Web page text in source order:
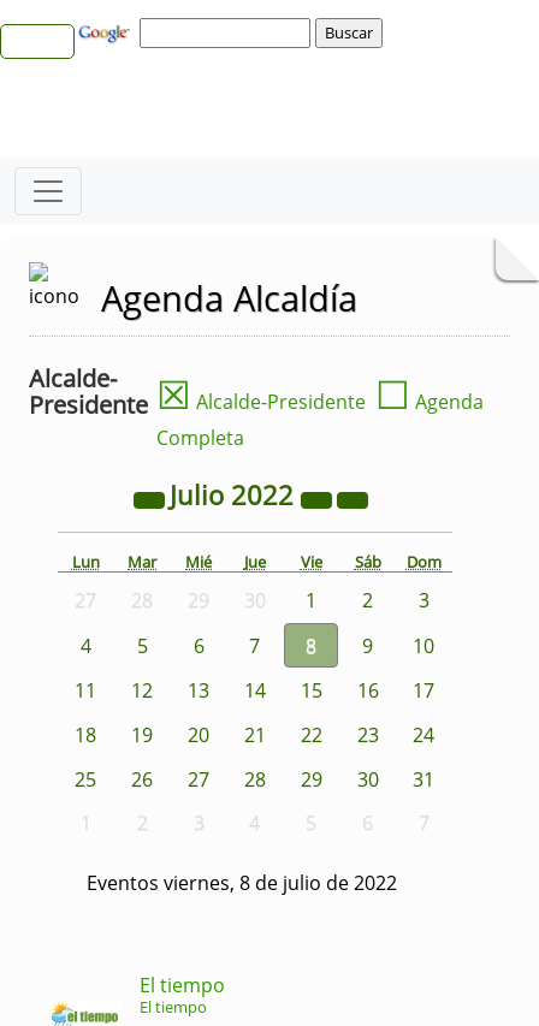
Agenda Alcaldía
Alcalde-
Presidente ☒ Alcalde-Presidente ☐ Agenda
Completa
Julio 2022
Lun Mar Mié Jue Vie Sáb Dom
27 28 29 30 1 2
3
4
5 6 7 8 9
10
11
12 13 14 15 16
17
18
19 20 21 22 23
24
25
26 27 28 29 30
31
1
2 3 4 5 6 7
Eventos viernes, 8 de julio de 2022
El tiempo
El tiempo